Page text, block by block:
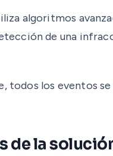
algoritmos
de una
todos los eventos
de la